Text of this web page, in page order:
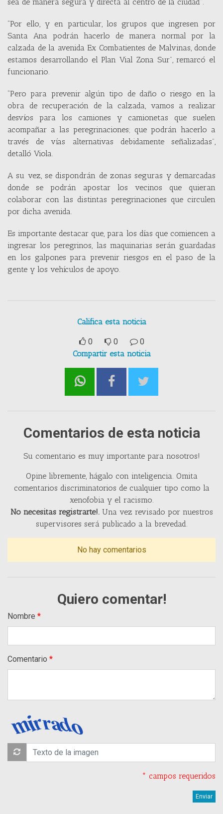
“Por ello, y en particular, los grupos que ingresen por
Santa Ana podrán hacerlo de manera normal por la
calzada de la avenida Ex Combatientes de Malvinas, donde
estamos desarrollando el Plan Vial Zona Sur”, remarcó el
funcionario.
“Pero para prevenir algún tipo de daño o riesgo en la
obra de recuperación de la calzada, vamos a realizar
desvíos para los camiones y camionetas que suelen
acompañar a las peregrinaciones; que podrán hacerlo a
través de vías alternativas debidamente señalizadas”,
detalló Viola.
A su vez, se dispondrán de zonas seguras y demarcadas
donde se podrán apostar los vecinos que quieran
colaborar con las distintas peregrinaciones que circulen
por dicha avenida.
Es importante destacar que, para los días que comiencen a
ingresar los peregrinos, las maquinarias serán guardadas
en los galpones para prevenir riesgos en el paso de la
gente y los vehículos de apoyo.
Califica esta noticia
0 0
0
Compartir esta noticia
Comentarios de esta noticia
Su comentario es muy importante para nosotros!
Opine libremente, hágalo con inteligencia. Omita
comentarios discriminatorios de cualquier tipo como la
xenofobia y el racismo.
No necesitas registrarte!.Una vez revisado por nuestros
supervisores será publicado a la brevedad.
No hay comentarios
Quiero comentar!
Nombre
Comentario
* campos requeridos